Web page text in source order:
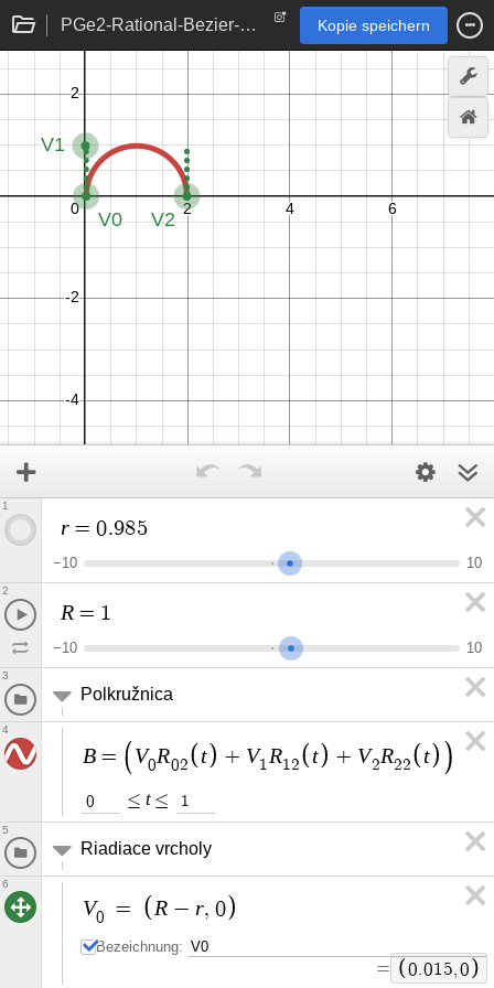
PGe2-Rational-Bezier-semicircle Kopie speichern
r = 0.985
−10 10
1
R = 1
−10 10
2
Polkružnica
3
B = V0R02 t + V1 R12 t + V2R22 t
0 ≤ t ≤ 1
4
Riadiace vrcholy
5
V0 = R − r, 0
Bezeichnung:
= 0.015,0
6